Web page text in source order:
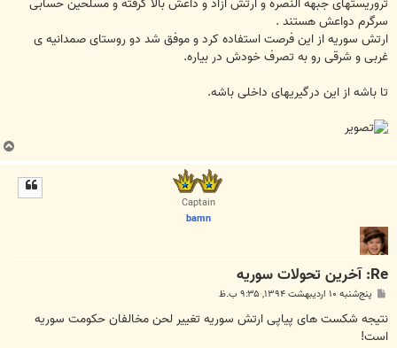
ﺗﺮﻭﺭﯾﺴﺘﻬﺎﯼ ﺟﺒﻬﻪ ﺍﻟﻨﺼﺮﻩ ﻭ اﺭﺗﺶ ﺁﺯﺍﺩ ﻭ ﺩﺍﻋﺶ ﺑﺎﻻ ﮔﺮﻓﺘﻪ ﻭ ﻣﺴﻠﺤﯿﻦ ﺣﺴﺎﺑﯽ
ﺳﺮﮔﺮﻡ ﺩﻭﺍﻋﺶ ﻫﺴﺘﻨﺪ .
ﺍﺭﺗﺶ ﺳﻮﺭﯾﻪ ﺍﺯ ﺍﯾﻦ ﻓﺮﺻﺖ ﺍﺳﺘﻔﺎﺩﻩ ﮐﺮﺩ ﻭ ﻣﻮﻓﻖ ﺷﺪ ﺩﻭ ﺭﻭﺳﺘﺎﯼ ﺻﻤﺪﺍﻧﯿﻪ ﯼ
ﻏﺮﺑﯽ ﻭ ﺷﺮﻗﯽ ﺭﻭ ﺑﻪ ﺗﺼﺮﻑ ﺧﻮﺩﺵ ﺩﺭ ﺑﯿﺎﺭﻩ.
ﺗﺎ ﺑﺎﺷﻪ ﺍﺯ ﺍﯾﻦ ﺩﺭﮔﯿﺮﯾﻬﺎﯼ ﺩﺍﺧﻠﯽ ﺑﺎﺷﻪ.
ب
ا
Captain
bamn
Re: آخرين تحولات سوريه
پ
ت
پنج‌شنبه ۱۰ اردیبهشت ۱۳۹۴, ۹:۳۵ ب.ظ
نتیجه شکست های پیاپی ارتش سوریه تغییر لحن مخالفان حکومت سوریه
است!